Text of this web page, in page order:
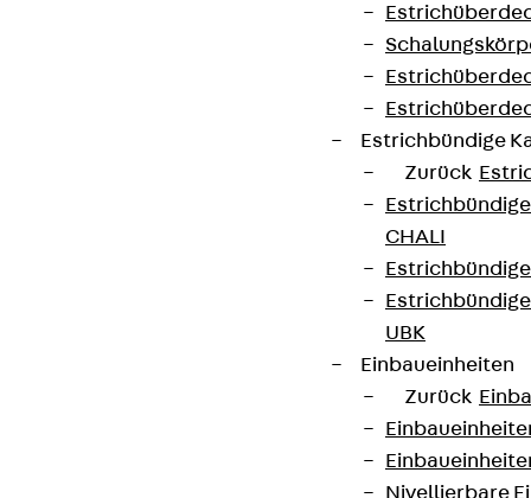
Estrichbündige
Zurück
CHALI
UBK
Einbaueinheiten
Zurück
Nivellierbare